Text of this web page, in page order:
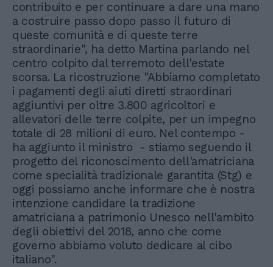
contribuito e per continuare a dare una mano
a costruire passo dopo passo il futuro di
queste comunità e di queste terre
straordinarie", ha detto Martina parlando nel
centro colpito dal terremoto dell'estate
scorsa. La ricostruzione "Abbiamo completato
i pagamenti degli aiuti diretti straordinari
aggiuntivi per oltre 3.800 agricoltori e
allevatori delle terre colpite, per un impegno
totale di 28 milioni di euro. Nel contempo -
ha aggiunto il ministro - stiamo seguendo il
progetto del riconoscimento dell'amatriciana
come specialità tradizionale garantita (Stg) e
oggi possiamo anche informare che è nostra
intenzione candidare la tradizione
amatriciana a patrimonio Unesco nell'ambito
degli obiettivi del 2018, anno che come
governo abbiamo voluto dedicare al cibo
italiano".